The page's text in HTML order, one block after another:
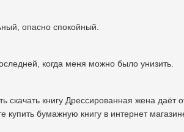
опасно спокойный.
когда меня можно было унизить.
книгу Дрессированная жена даёт
бумажную книгу в интернет